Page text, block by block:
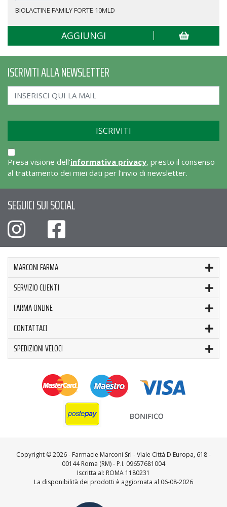
BIOLACTINE FAMILY FORTE 10MLD
AGGIUNGI
ISCRIVITI ALLA NEWSLETTER
Presa visione dell'informativa privacy, presto il consenso
al trattamento dei miei dati per l'invio di newsletter.
SEGUICI SUI SOCIAL
MARCONI FARMA
SERVIZIO CLIENTI
FARMA ONLINE
CONTATTACI
SPEDIZIONI VELOCI
Copyright ©2026 - Farmacie Marconi Srl - Viale Città D'Europa, 618 -
00144 Roma (RM) - P.I. 09657681004
Iscritta al: ROMA 1180231
La disponibilità dei prodotti è aggiornata al 06-08-2026